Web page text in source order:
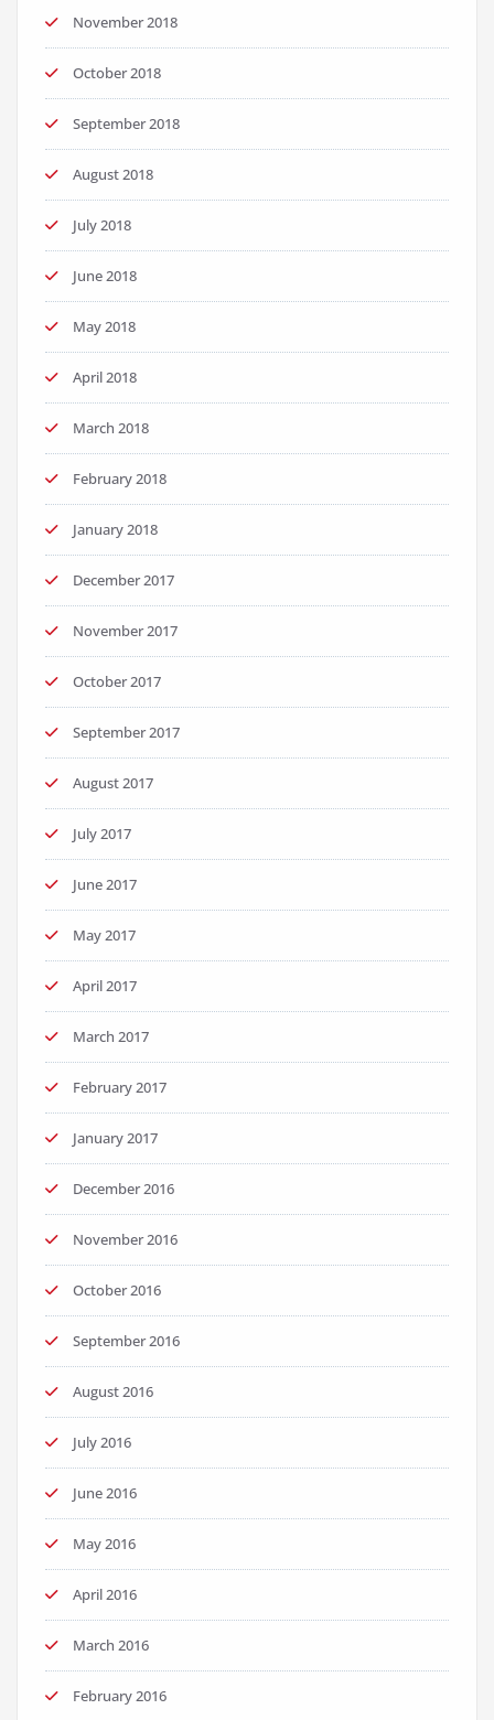
November 2018
October 2018
September 2018
August 2018
July 2018
June 2018
May 2018
April 2018
March 2018
February 2018
January 2018
December 2017
November 2017
October 2017
September 2017
August 2017
July 2017
June 2017
May 2017
April 2017
March 2017
February 2017
January 2017
December 2016
November 2016
October 2016
September 2016
August 2016
July 2016
June 2016
May 2016
April 2016
March 2016
February 2016